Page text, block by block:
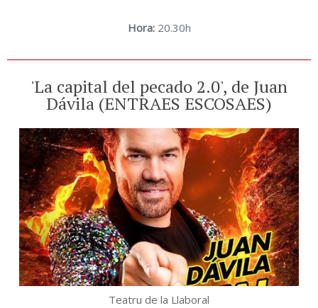
Hora:20.30h
'La capital del pecado 2.0', de Juan
Dávila (ENTRAES ESCOSAES)
Teatru de la Llaboral